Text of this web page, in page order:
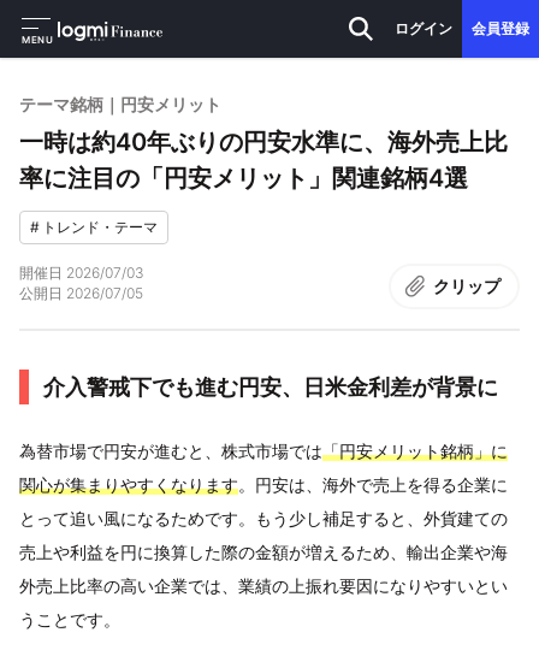
MENU
ログイン 会員登録
テーマ銘柄｜円安メリット
一時は約40年ぶりの円安水準に、海外売上比
率に注目の「円安メリット」関連銘柄4選
# トレンド・テーマ
開催日 2026/07/03
公開日 2026/07/05 クリップ
介入警戒下でも進む円安、日米金利差が背景に
為替市場で円安が進むと、株式市場では「円安メリット銘柄」に
関心が集まりやすくなります。円安は、海外で売上を得る企業に
とって追い風になるためです。もう少し補足すると、外貨建ての
売上や利益を円に換算した際の金額が増えるため、輸出企業や海
外売上比率の高い企業では、業績の上振れ要因になりやすいとい
うことです。